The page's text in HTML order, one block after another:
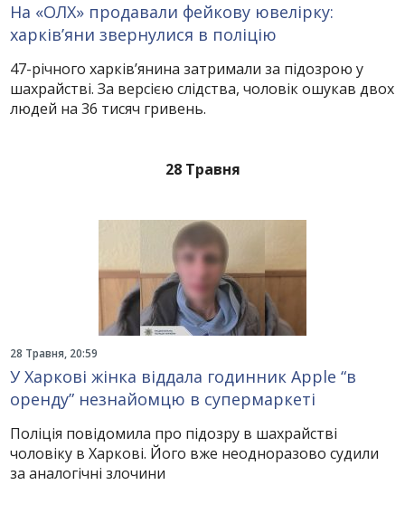
На «ОЛХ» продавали фейкову ювелірку:
харків’яни звернулися в поліцію
47-річного харків’янина затримали за підозрою у
шахрайстві. За версією слідства, чоловік ошукав двох
людей на 36 тисяч гривень.
28 Травня
28 Травня, 20:59
У Харкові жінка віддала годинник Apple “в
оренду” незнайомцю в супермаркеті
Поліція повідомила про підозру в шахрайстві
чоловіку в Харкові. Його вже неодноразово судили
за аналогічні злочини